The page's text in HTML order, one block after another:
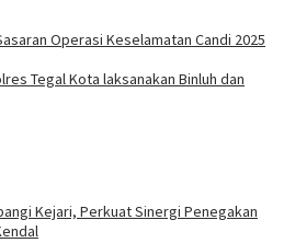
Operasi Keselamatan Candi 2025
Tegal Kota laksanakan Binluh dan
Kejari, Perkuat Sinergi Penegakan